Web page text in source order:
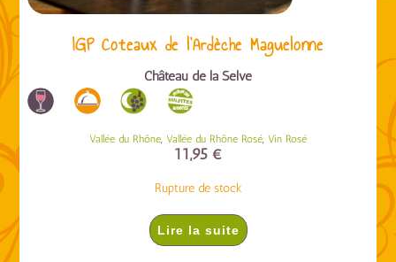
IGP Coteaux de l’Ardèche Maguelonne
Château de la Selve
Vallée du Rhône, Vallée du Rhône Rosé, Vin Rosé
11,95 €
Rupture de stock
Lire la suite